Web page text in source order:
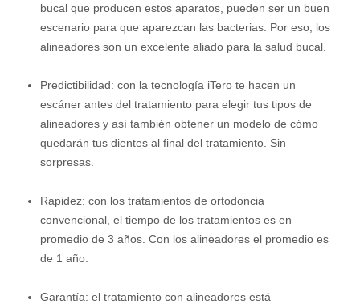
bucal que producen estos aparatos, pueden ser un buen
escenario para que aparezcan las bacterias. Por eso, los
alineadores son un excelente aliado para la salud bucal.
Predictibilidad: con la tecnología iTero te hacen un
escáner antes del tratamiento para elegir tus tipos de
alineadores y así también obtener un modelo de cómo
quedarán tus dientes al final del tratamiento. Sin
sorpresas.
Rapidez: con los tratamientos de ortodoncia
convencional, el tiempo de los tratamientos es en
promedio de 3 años. Con los alineadores el promedio es
de 1 año.
Garantía: el tratamiento con alineadores está